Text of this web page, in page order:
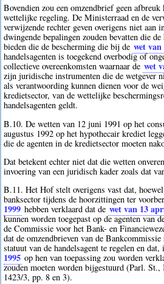
Bovendien zou een omzendbrief geen afbreuk
wettelijke regeling. De Ministerraad en de
verwijzende rechter geven overigens niet aan
dwingende bepalingen zouden bevatten die
bieden die de bescherming die bij de wet
handelsagenten is toegekend overbodig of
collectieve overeenkomsten waarnaar de wet
zijn juridische instrumenten die de wetgever
als verantwoording kunnen dienen voor de
kredietsector, van de wettelijke
handelsagenten geldt.
B.10. De wetten van 12 juni 1991 op het
augustus 1992 op het hypothecair krediet
die de agenten in de kredietsector moeten
Dat betekent echter niet dat die wetten
invoering van een juridisch kader zoals dat
B.11. Het Hof stelt overigens vast dat,
banksector tijdens de hoorzittingen ter
1999 hebben verklaard dat de wet van 13
kunnen worden toegepast op de agenten van
de Commissie voor het Bank- en
dat de omzendbrieven van de
statuut van de handelsagent te regelen en dat,
1995 op hen van toepassing zou worden
zouden moeten worden bijgestuurd (Parl.
1423/3, pp. 8 en 3).